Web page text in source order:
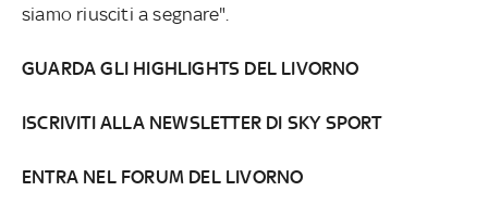
siamo riusciti a segnare".
GUARDA GLI HIGHLIGHTS DEL LIVORNO
ISCRIVITI ALLA NEWSLETTER DI SKY SPORT
ENTRA NEL FORUM DEL LIVORNO